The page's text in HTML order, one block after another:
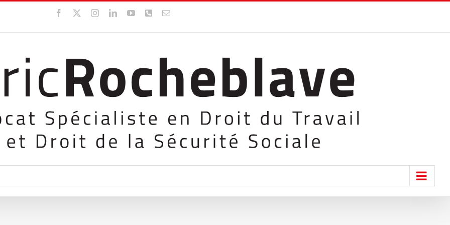
Facebook InstagramLinkedInYouTubeWhatsApp
Email